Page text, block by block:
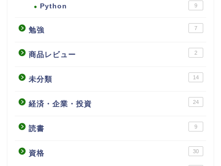
Python 9
勉強 7
商品レビュー 2
未分類 14
経済・企業・投資 24
読書 9
資格 30